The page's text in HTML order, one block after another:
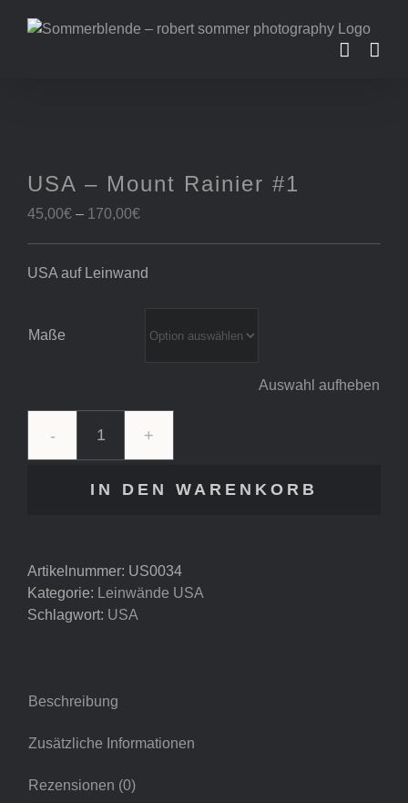
Inhalt
USA – Mount Rainier #1
45,00€ – 170,00€Preisspanne:
170,00€
USA auf Leinwand
Maße
Auswahl aufheben
USA
Mount
IN DEN WARENKORB
Artikelnummer: US0034
Kategorie: Leinwände USA
Schlagwort: USA
Beschreibung
Zusätzliche Informationen
Rezensionen (0)